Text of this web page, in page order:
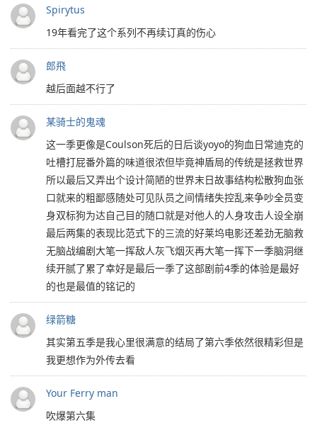
Spirytus
19年看完了这个系列不再续订真的伤心
郎飛
越后面越不行了
某骑士的鬼魂
这一季更像是Coulson死后的日后谈yoyo的狗血日常迪克的
吐槽打屁番外篇的味道很浓但毕竟神盾局的传统是拯救世界
所以最后又弄出个设计简陋的世界末日故事结构松散狗血张
口就来的粗鄙感随处可见队员之间情绪失控乱来争吵全员变
身双标狗为达自己目的随口就是对他人的人身攻击人设全崩
最后两集的表现比范式下的三流的好莱坞电影还差劲无脑救
无脑战编剧大笔一挥敌人灰飞烟灭再大笔一挥下一季脑洞继
续开腻了累了幸好是最后一季了这部剧前4季的体验是最好
的也是最值的铭记的
绿箭糖
其实第五季是我心里很满意的结局了第六季依然很精彩但是
我更想作为外传去看
Your Ferry man
吹爆第六集